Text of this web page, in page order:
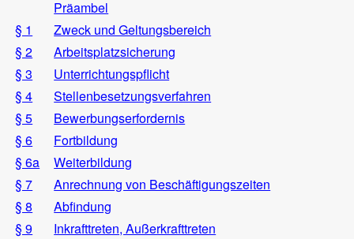
Präambel
§ 1
Zweck und Geltungsbereich
§ 2
Arbeitsplatzsicherung
§ 3
Unterrichtungspflicht
§ 4
Stellenbesetzungsverfahren
§ 5
Bewerbungserfordernis
§ 6
Fortbildung
§ 6a
Weiterbildung
§ 7
Anrechnung von Beschäftigungszeiten
§ 8
Abfindung
§ 9
Inkrafttreten, Außerkrafttreten